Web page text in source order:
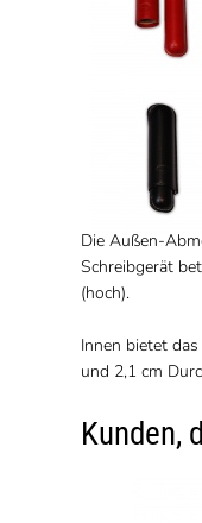
Die Außen-
Schreibgerät
(hoch).
Innen bietet
und 2,1 cm
Kunden,